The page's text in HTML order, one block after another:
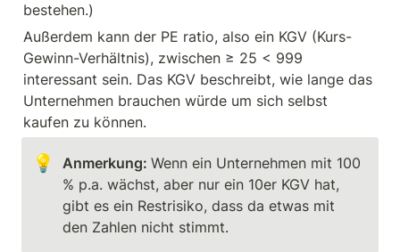
bestehen.)
Außerdem kann der PE ratio, also ein KGV (Kurs-
Gewinn-Verhältnis), zwischen ≥ 25 < 999
interessant sein. Das KGV beschreibt, wie lange das
Unternehmen brauchen würde um sich selbst
kaufen zu können.
💡 Anmerkung: Wenn ein Unternehmen mit 100
% p.a. wächst, aber nur ein 10er KGV hat,
gibt es ein Restrisiko, dass da etwas mit
den Zahlen nicht stimmt.